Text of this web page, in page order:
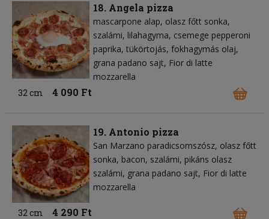
18. Angela pizza
mascarpone alap olasz főtt sonka
szalámi lilahagyma csemege pepperoni
paprika tükörtojás fokhagymás olaj
grana padano sajt Fior di latte
mozzarella
32 cm
4 090 Ft
19. Antonio pizza
San Marzano paradicsomszósz olasz főtt
sonka bacon szalámi pikáns olasz
szalámi grana padano sajt Fior di latte
mozzarella
32 cm 4 290 Ft